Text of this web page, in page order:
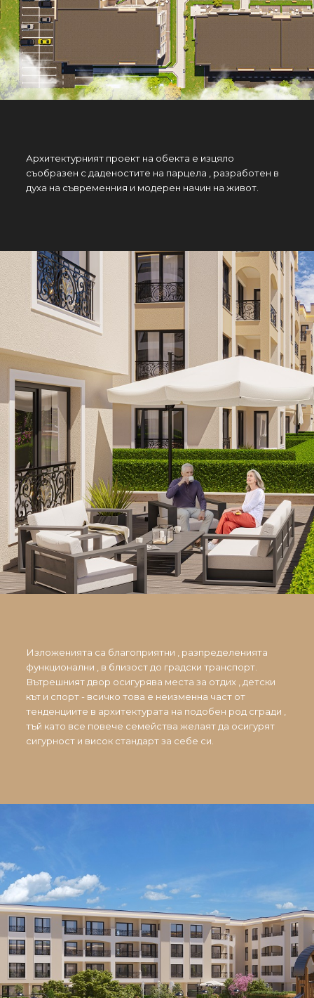
Архитектурният проект на обекта е изцяло
съобразен с даденостите на парцела , разработен в
духа на съвременния и модерен начин на живот.
Изложенията са благоприятни , разпределенията
функционални , в близост до градски транспорт.
Вътрешният двор осигурява места за отдих , детски
кът и спорт - всичко това е неизменна част от
тенденциите в архитектурата на подобен род сгради ,
тъй като все повече семейства желаят да осигурят
сигурност и висок стандарт за себе си.